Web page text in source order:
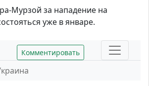
Мурзой за нападение на
уже в январе.
Комментировать